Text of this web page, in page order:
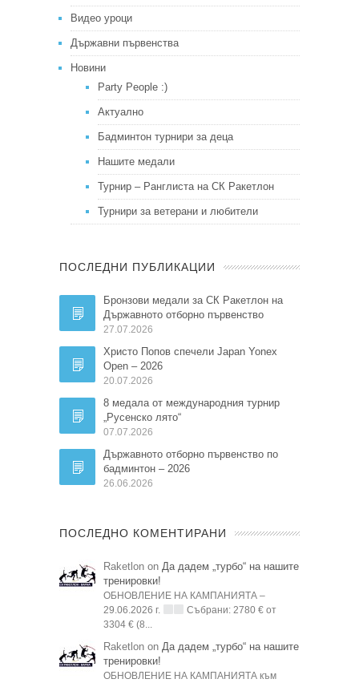
Видео уроци
Държавни първенства
Новини
Party People :)
Актуално
Бадминтон турнири за деца
Нашите медали
Турнир – Ранглиста на СК Ракетлон
Турнири за ветерани и любители
ПОСЛЕДНИ ПУБЛИКАЦИИ
Бронзови медали за СК Ракетлон на
Държавното отборно първенство
27.07.2026
Христо Попов спечели Japan Yonex
Open – 2026
20.07.2026
8 медала от международния турнир
„Русенско лято“
07.07.2026
Държавното отборно първенство по
бадминтон – 2026
26.06.2026
ПОСЛЕДНО КОМЕНТИРАНИ
Raketlon on Да дадем „турбо“ на нашите
тренировки!
ОБНОВЛЕНИЕ НА КАМПАНИЯТА –
29.06.2026 г.
Събрани: 2780 € от
3304 € (8...
Raketlon on Да дадем „турбо“ на нашите
тренировки!
ОБНОВЛЕНИЕ НА КАМПАНИЯТА към